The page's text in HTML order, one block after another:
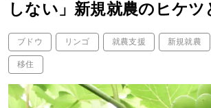
しない」新規就農のヒケツ
ブドウ リンゴ 就農支援 新規就農
移住